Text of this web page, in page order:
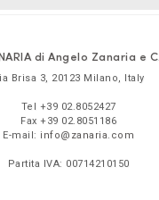
di Angelo Zanaria e
Brisa 3, 20123 Milano, Italy
Tel +39 02.8052427
Fax +39 02.8051186
E-mail: info@zanaria.com
Partita IVA: 00714210150